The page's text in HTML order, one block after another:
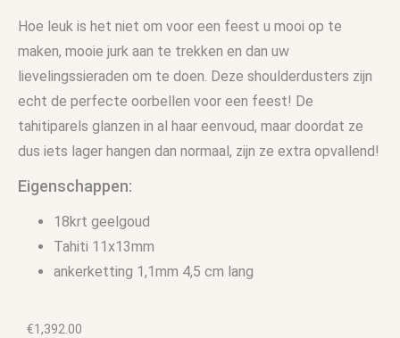
Hoe leuk is het niet om voor een feest u mooi op te
maken, mooie jurk aan te trekken en dan uw
lievelingssieraden om te doen. Deze shoulderdusters zijn
echt de perfecte oorbellen voor een feest! De
tahitiparels glanzen in al haar eenvoud, maar doordat ze
dus iets lager hangen dan normaal, zijn ze extra opvallend!
Eigenschappen:
18krt geelgoud
Tahiti 11x13mm
ankerketting 1,1mm 4,5 cm lang
€1,392.00